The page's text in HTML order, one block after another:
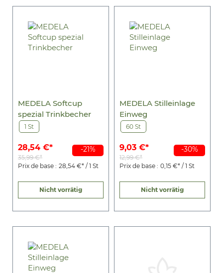
-21%
MEDELA Softcup
spezial Trinkbecher
1 St
28,54 €*
35,99 €*
Prix de base : 28,54 €* / 1 St
Nicht vorrätig
-30%
MEDELA Stilleinlage
Einweg
60 St
9,03 €*
12,99 €*
Prix de base : 0,15 €* / 1 St
Nicht vorrätig